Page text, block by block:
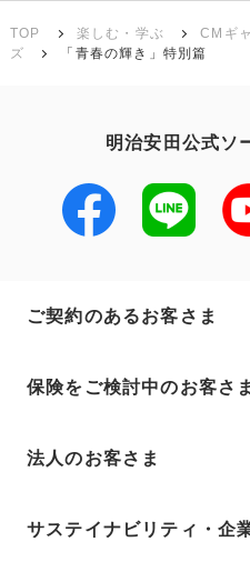
TOP 楽しむ・学ぶ CMギ
ズ
「青春の輝き」特別篇
明治安田公式ソ
ご契約のあるお客さま
保険をご検討中のお客さま
法人のお客さま
サステイナビリティ・企